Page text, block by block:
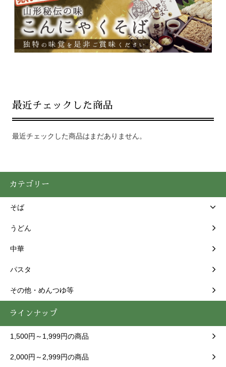
最近チェックした商品
最近チェックした商品はまだありません。
カテゴリー
そば
うどん
中華
パスタ
その他・めんつゆ等
ラインナップ
1,500円～1,999円の商品
2,000円～2,999円の商品